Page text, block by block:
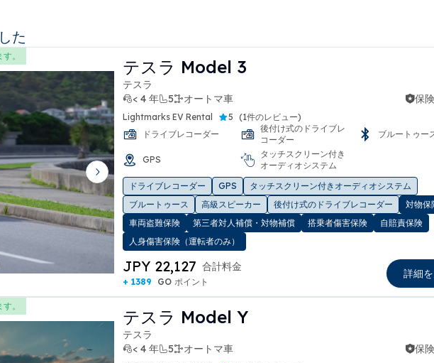
た
。
Next slide
テスラ Model 3
テスラ
< 4 年
5 オートマ車 保
Lightmarks EV Rental 5 (1件のレビュー)
ドライブレコーダー
後付け式のドライブレ
コーダー
ブルートゥー
GPS
タッチスクリーン付き
オーディオシステム
ドライブレコーダー
GPS
タッチスクリーン付きオーディオシステム
ブルートゥース
高級スピーカー 後付け式のドライブレコーダー
対物保
車両盗難保険
第三者対人補償・対物補償 搭乗者傷害保険
自賠責保険
人身傷害保険（運転者のみ）
JPY 22,127 合計料金
+ 1389 GO ポイント
詳細
。
テスラ Model Y
テスラ
< 4 年
5 オートマ車 保